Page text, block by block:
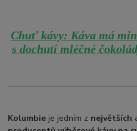
Chuť kávy: Káva má
s dochutí mléčné
Kolumbie je jedním z největších